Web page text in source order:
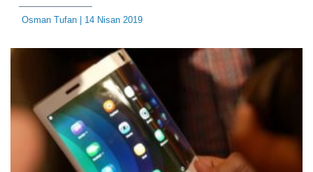
Osman Tufan | 14 Nisan 2019